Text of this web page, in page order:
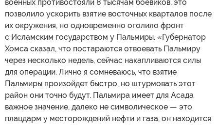
военных противостояли 8 тысячам боевиков, это
позволило ускорить взятие восточных кварталов после
их окружения, но одновременно оголило фронт
с Исламским государством у Пальмиры. «Губернатор
Хомса сказал, что постараются отвоевать Пальмиру
через несколько недель, сейчас накапливаются силы
для операции. Лично я сомневаюсь, что взятие
Пальмиры произойдет быстро, но штурмовать этот
район они точно будут. Пальмира имеет для Асада
важное значение, далеко не символическое — это
плацдарм у месторождений нефти и газа, он находится